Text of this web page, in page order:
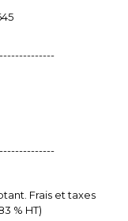
Frais et taxes
% HT)